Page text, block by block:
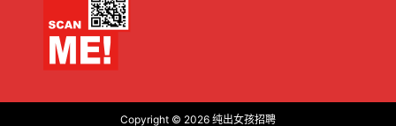
Copyright © 2026 纯出女孩招聘